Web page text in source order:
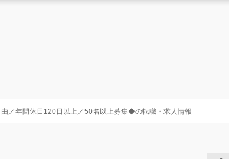
／年間休日120日以上／50名以上募集◆の転職・求人情報